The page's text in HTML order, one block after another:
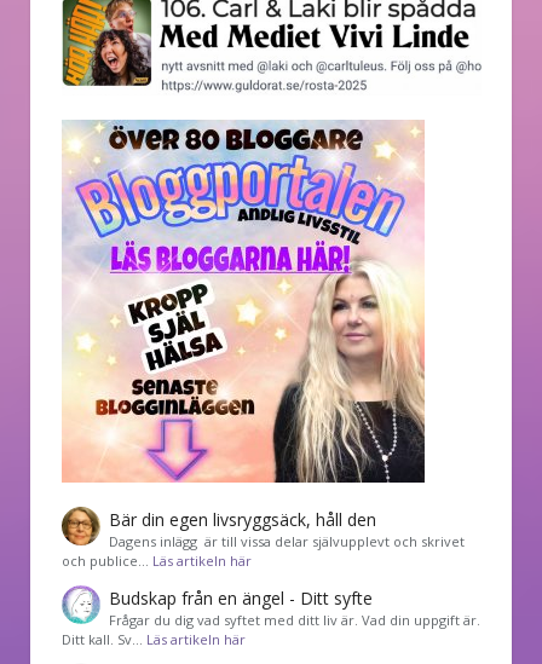
Bär din egen livsryggsäck, håll den
Dagens inlägg är till vissa delar självupplevt och skrivet
och publice… Läs artikeln här
Budskap från en ängel - Ditt syfte
Frågar du dig vad syftet med ditt liv är. Vad din uppgift är.
Ditt kall. Sv… Läs artikeln här